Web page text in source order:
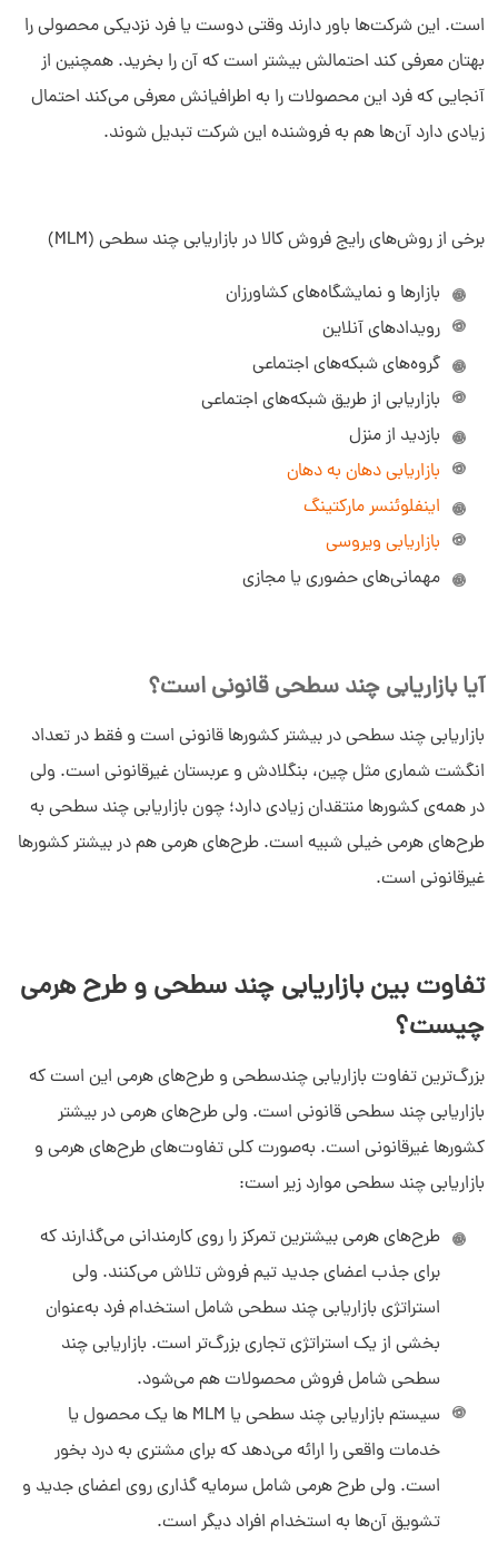
است. این شرکت‌ها باور دارند وقتی دوست یا فرد نزدیکی محصولی را
بهتان معرفی کند احتمالش بیشتر است که آن را بخرید. همچنین از
آنجایی ‌که فرد این محصولات را به اطرافیانش معرفی می‌کند احتمال
زیادی دارد آن‌ها هم به فروشنده این شرکت تبدیل شوند.
برخی از روش‌های رایج فروش کالا در بازاریابی چند سطحی (MLM)
بازارها و نمایشگاه‌های کشاورزان
رویدادهای آنلاین
گروه‌های شبکه‌های اجتماعی
بازاریابی از طریق شبکه‌های اجتماعی
بازدید از منزل
بازاریابی دهان به دهان
اینفلوئنسر مارکتینگ
بازاریابی ویروسی
مهمانی‌های حضوری یا مجازی
آیا بازاریابی چند سطحی قانونی است؟
بازاریابی چند سطحی در بیشتر کشورها قانونی است و فقط در تعداد
انگشت شماری مثل چین، بنگلادش و عربستان غیرقانونی است. ولی
در همه‌ی کشورها منتقدان زیادی دارد؛ چون بازاریابی چند سطحی به
طرح‌های هرمی خیلی شبیه است. طرح‌های هرمی هم در بیشتر کشورها
غیرقانونی است.
تفاوت بین بازاریابی چند سطحی و طرح هرمی
چیست؟
بزرگ‌ترین تفاوت بازاریابی چندسطحی و طرح‌های هرمی این است که
بازاریابی چند سطحی قانونی است. ولی طرح‌های هرمی در بیشتر
کشورها غیرقانونی است. به‌صورت کلی تفاوت‌های طرح‌های هرمی و
بازاریابی چند سطحی موارد زیر است:
طرح‌های هرمی بیشترین تمرکز را روی کارمندانی می‌گذارند که
برای جذب اعضای جدید تیم فروش تلاش می‌کنند. ولی
استراتژی بازاریابی چند سطحی شامل استخدام فرد به‌عنوان
بخشی از یک استراتژی تجاری بزرگ‌تر است. بازاریابی چند
سطحی شامل فروش محصولات هم می‌شود.
سیستم بازاریابی چند سطحی یا MLM ها یک محصول یا
خدمات واقعی را ارائه می‌دهد که برای مشتری به درد بخور
است. ولی طرح هرمی شامل سرمایه گذاری روی اعضای جدید و
تشویق آن‌ها به استخدام افراد دیگر است.